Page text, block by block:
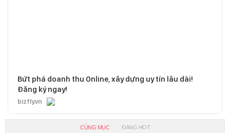
Bứt phá doanh thu Online, xây dựng uy tín lâu dài!
Đăng ký ngay!
bizfly.vn
CÙNG MỤC ĐANG HOT